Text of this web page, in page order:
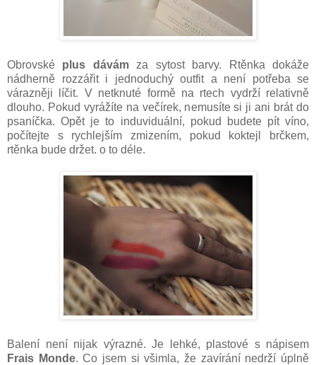
Obrovské plus dávámza sytost barvy. Rtěnka dokáže
nádherně rozzářit i jednoduchý outfit a není potřeba se
várazněji líčit. V netknuté formě na rtech vydrží relativně
dlouho. Pokud vyrážíte na večírek, nemusíte si ji ani brát do
psaníčka. Opět je to induviduální, pokud budete pít víno,
počítejte s rychlejším zmizením, pokud koktejl brčkem,
rtěnka bude držet. o to déle.
Balení není nijak výrazné. Je lehké, plastové s nápisem
Frais Monde. Co jsem si všimla, že zavírání nedrží úplně